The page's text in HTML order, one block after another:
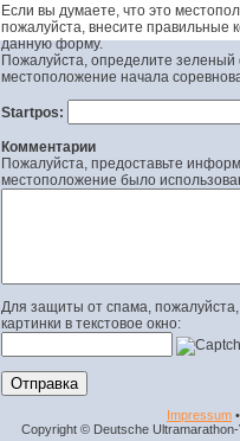
Если вы думаете, что это
пожалуйста, внесите правильные
данную форму.
Пожалуйста, определите зеленый
местоположение начала
Startpos:
Комментарии
Пожалуйста, предоставьте
местоположение было
Для защиты от спама,
картинки в текстовое окно:
Impressum
Copyright © Deutsche